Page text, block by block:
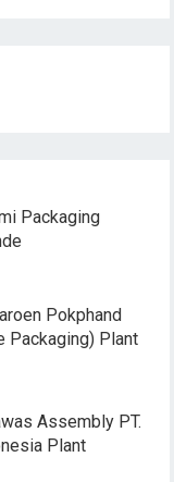
Packaging
Pokphand
Packaging) Plant
Assembly PT.
Plant